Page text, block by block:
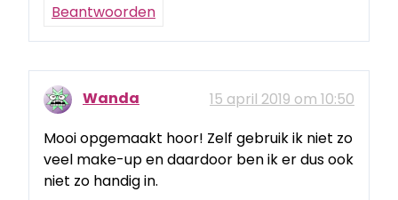
Beantwoorden
Wanda
15 april 2019 om 10:50
Mooi opgemaakt hoor! Zelf gebruik ik niet zo
veel make-up en daardoor ben ik er dus ook
niet zo handig in.